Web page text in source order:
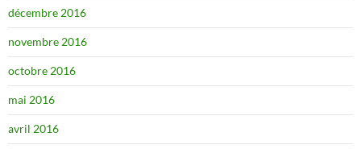
décembre 2016
novembre 2016
octobre 2016
mai 2016
avril 2016